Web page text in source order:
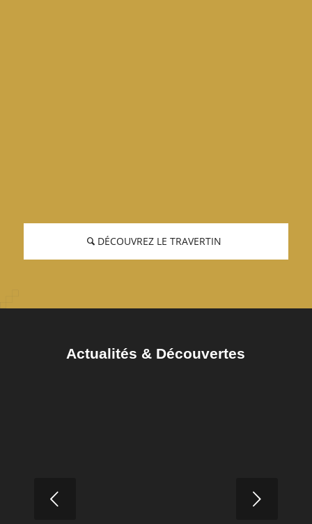
DÉCOUVREZ LE TRAVERTIN
Actualités & Découvertes